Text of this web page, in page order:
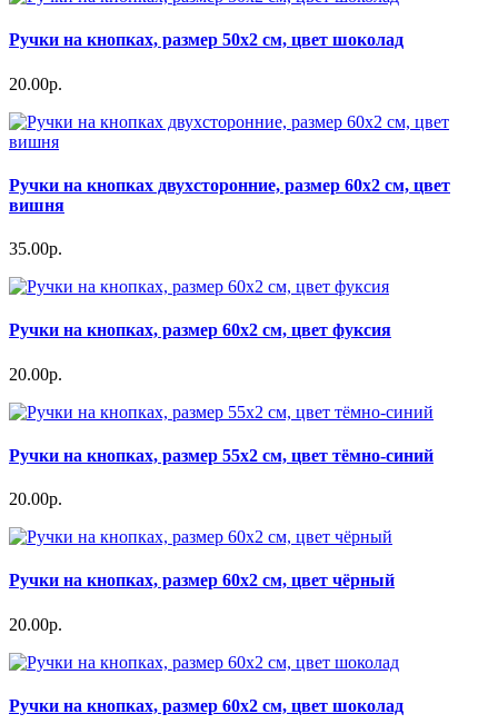
Ручки на кнопках, размер 50х2 см, цвет шоколад
20.00р.
Ручки на кнопках двухсторонние, размер 60х2 см, цвет
вишня
35.00р.
Ручки на кнопках, размер 60х2 см, цвет фуксия
20.00р.
Ручки на кнопках, размер 55х2 см, цвет тёмно-синий
20.00р.
Ручки на кнопках, размер 60х2 см, цвет чёрный
20.00р.
Ручки на кнопках, размер 60х2 см, цвет шоколад